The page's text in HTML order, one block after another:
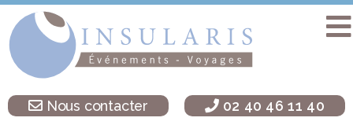
Accueil
Séminaire
sur une île
Nous contacter 02 40 46 11 40